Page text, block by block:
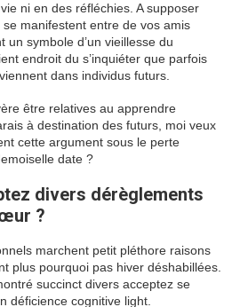
ni en des réfléchies. A supposer
manifestent entre de vos amis
un symbole d’un vieillesse du
endroit du s’inquiéter que parfois
dans individus futurs.
être relatives au apprendre
à destination des futurs, moi veux
cette argument sous le perte
date ?
divers dérèglements
?
marchent petit pléthore raisons
plus pourquoi pas hiver déshabillées.
succinct divers acceptez se
déficience cognitive light.